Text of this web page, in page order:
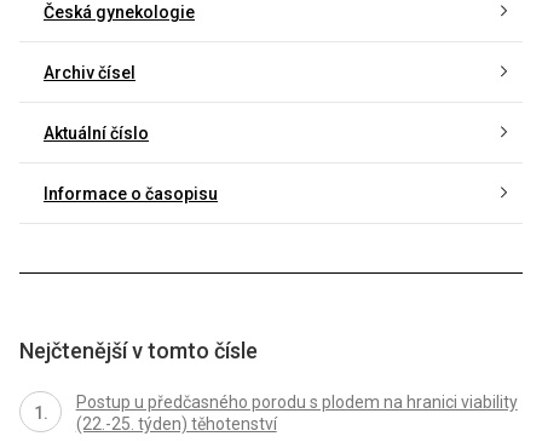
Česká gynekologie
Archiv čísel
Aktuální číslo
Informace o časopisu
Nejčtenější v tomto čísle
Postup u předčasného porodu s plodem na hranici viability
(22.-25. týden) těhotenství